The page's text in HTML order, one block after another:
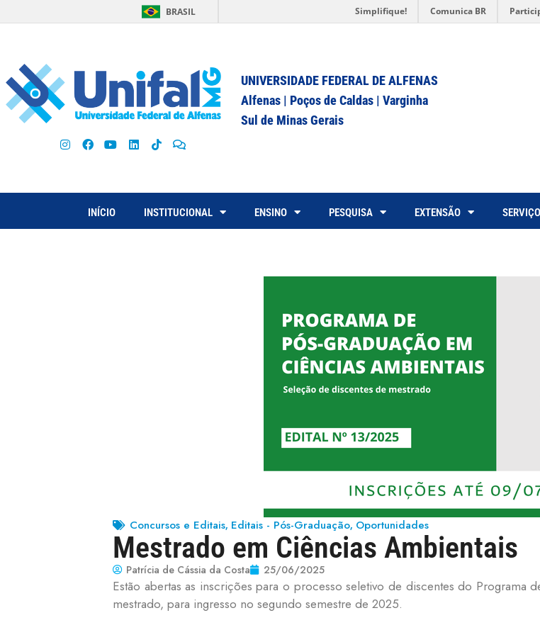
BRASIL Simplifique! Comunica BR
UNIVERSIDADE FEDERAL DE ALFENAS
Alfenas | Poços de Caldas | Varginha
Sul de Minas Gerais
INÍCIO INSTITUCIONAL ENSINO PESQUISA EXTENSÃO
Concursos e Editais, Editais - Pós-Graduação, Oportunidades
Mestrado em Ciências Ambientais
Patrícia de Cássia da Costa 25/06/2025
Estão abertas as inscrições para o processo seletivo de discentes do Programa
mestrado, para ingresso no segundo semestre de 2025.